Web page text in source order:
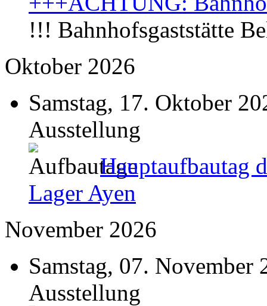
!!! Bahnhofsgaststätte
Oktober 2026
Samstag, 17. Oktober
Ausstellung
Hauptaufbautag
Lager Ayen
November 2026
Samstag, 07. November
Ausstellung